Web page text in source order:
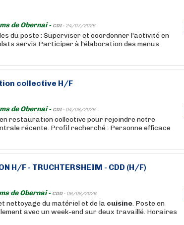
de Obernai - CDI - 24/07/2026
du poste : Superviser et coordonner l'activité en
servis Participer à l'élaboration des menus
collective H/F
de Obernai - CDI - 04/08/2026
restauration collective pour rejoindre notre
récente. Profil recherché : Personne efficace
H/F - TRUCHTERSHEIM - CDD (H/F)
de Obernai - CDD - 06/08/2026
nettoyage du matériel et de la cuisine. Poste en
avec un week-end sur deux travaillé. Horaires